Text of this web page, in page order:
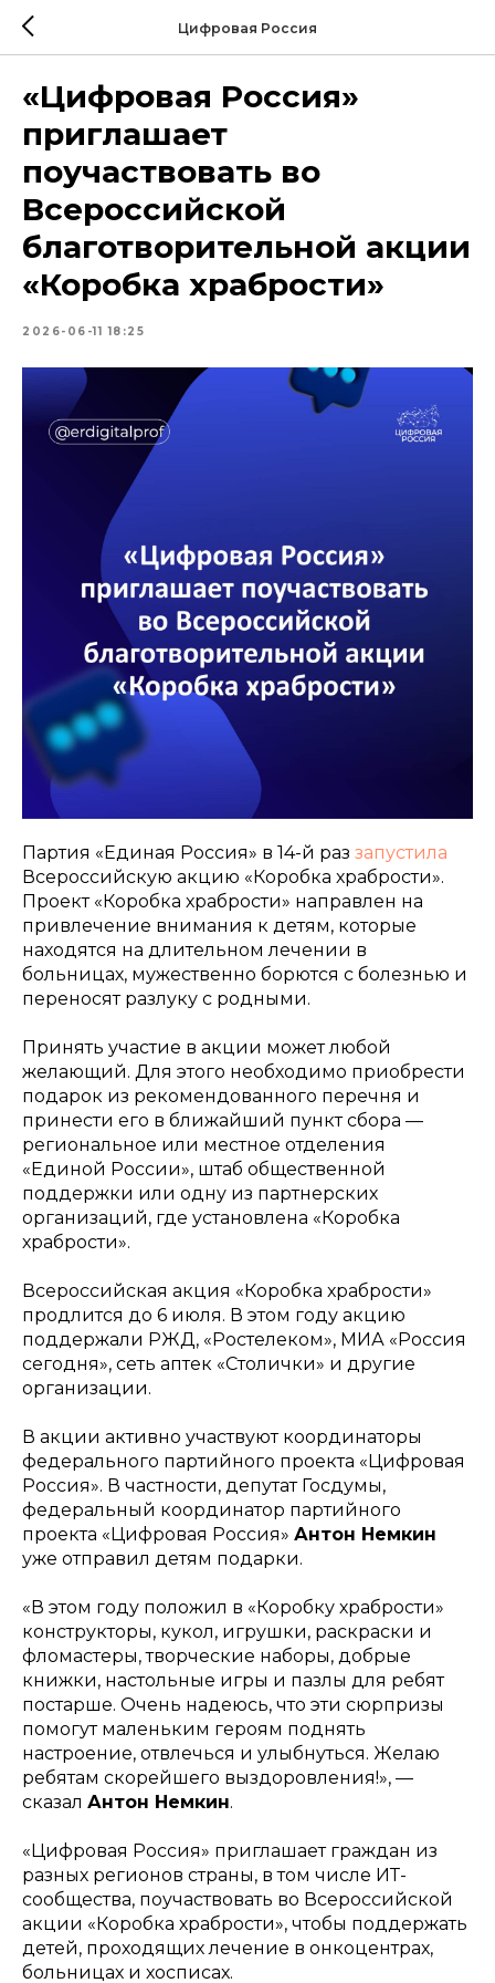
Цифровая Россия
«Цифровая Россия»
приглашает
поучаствовать во
Всероссийской
благотворительной акции
«Коробка храбрости»
2026-06-11 18:25
Партия «Единая Россия» в 14-й раз запустила
Всероссийскую акцию «Коробка храбрости».
Проект «Коробка храбрости» направлен на
привлечение внимания к детям, которые
находятся на длительном лечении в
больницах, мужественно борются с болезнью и
переносят разлуку с родными.
Принять участие в акции может любой
желающий. Для этого необходимо приобрести
подарок из рекомендованного перечня и
принести его в ближайший пункт сбора —
региональное или местное отделения
«Единой России», штаб общественной
поддержки или одну из партнерских
организаций, где установлена «Коробка
храбрости».
Всероссийская акция «Коробка храбрости»
продлится до 6 июля. В этом году акцию
поддержали РЖД, «Ростелеком», МИА «Россия
сегодня», сеть аптек «Столички» и другие
организации.
В акции активно участвуют координаторы
федерального партийного проекта «Цифровая
Россия». В частности, депутат Госдумы,
федеральный координатор партийного
проекта «Цифровая Россия» Антон Немкин
уже отправил детям подарки.
«В этом году положил в «Коробку храбрости»
конструкторы, кукол, игрушки, раскраски и
фломастеры, творческие наборы, добрые
книжки, настольные игры и пазлы для ребят
постарше. Очень надеюсь, что эти сюрпризы
помогут маленьким героям поднять
настроение, отвлечься и улыбнуться. Желаю
ребятам скорейшего выздоровления!», —
сказал Антон Немкин.
«Цифровая Россия» приглашает граждан из
разных регионов страны, в том числе ИТ-
сообщества, поучаствовать во Всероссийской
акции «Коробка храбрости», чтобы поддержать
детей, проходящих лечение в онкоцентрах,
больницах и хосписах.